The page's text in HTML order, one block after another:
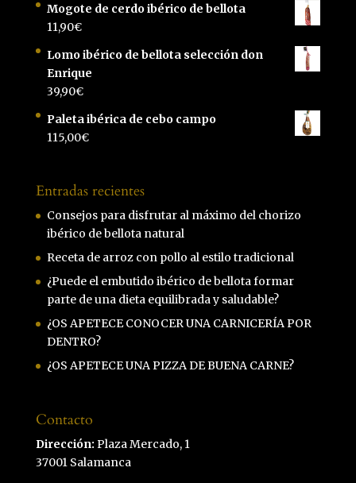
Mogote de cerdo ibérico de bellota
11,90€
Lomo ibérico de bellota selección don
Enrique
39,90€
Paleta ibérica de cebo campo
115,00€
Entradas recientes
Consejos para disfrutar al máximo del chorizo
ibérico de bellota natural
Receta de arroz con pollo al estilo tradicional
¿Puede el embutido ibérico de bellota formar
parte de una dieta equilibrada y saludable?
¿OS APETECE CONOCER UNA CARNICERÍA POR
DENTRO?
¿OS APETECE UNA PIZZA DE BUENA CARNE?
Contacto
Dirección: Plaza Mercado, 1
37001 Salamanca